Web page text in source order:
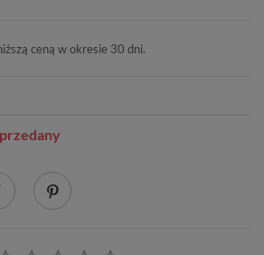
ceną w okresie 30 dni.